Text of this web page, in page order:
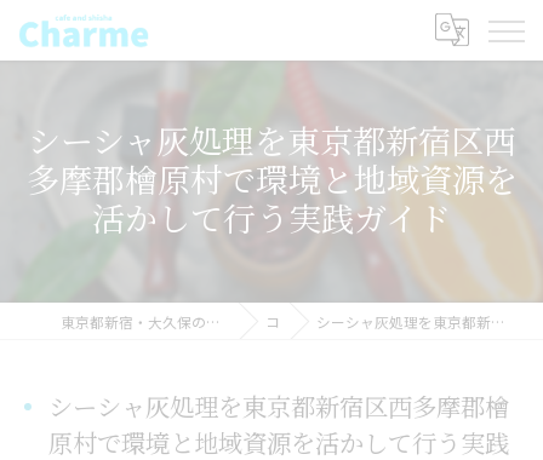
シーシャ灰処理を東京都新宿区西
多摩郡檜原村で環境と地域資源を
活かして行う実践ガイド
東京都新宿・大久保のシーシャならSHISHAcafe CHARME(シャルム) シーシャ コラム シーシャ灰処理を東京都新宿区西多摩郡檜原村で環境と地域資源を活かして行う実践ガイド
シーシャ灰処理を東京都新宿区西多摩郡檜
原村で環境と地域資源を活かして行う実践